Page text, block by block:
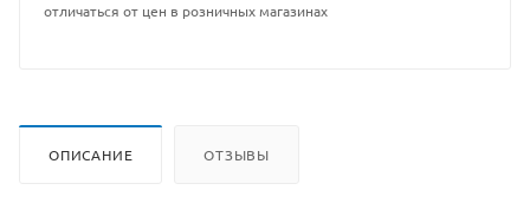
отличаться от цен в розничных магазинах
ОПИСАНИЕ ОТЗЫВЫ